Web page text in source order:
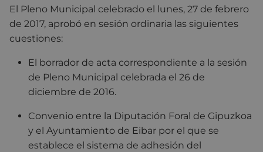
El Pleno Municipal celebrado el lunes, 27 de febrero
de 2017, aprobó en sesión ordinaria las siguientes
cuestiones:
El borrador de acta correspondiente a la sesión
de Pleno Municipal celebrada el 26 de
diciembre de 2016.
Convenio entre la Diputación Foral de Gipuzkoa
y el Ayuntamiento de Eibar por el que se
establece el sistema de adhesión del